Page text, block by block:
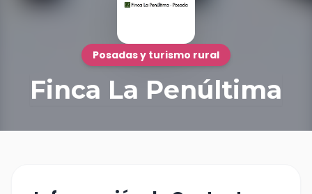
Posadas y turismo rural
Finca La Penúltima